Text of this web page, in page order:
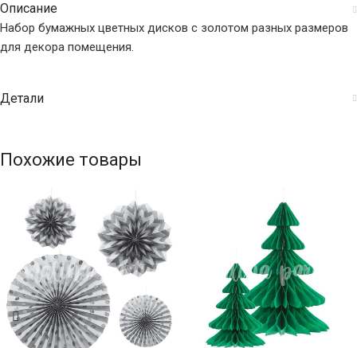
Описание
Набор бумажных цветных дисков с золотом разных размеров
для декора помещения.
Детали
Похожие товары